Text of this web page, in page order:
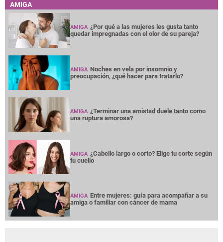
AMIGA
AMIGA ¿Por qué a las mujeres les gusta tanto
quedar impregnadas con el olor de su pareja?
AMIGA Noches en vela por insomnio y
preocupación, ¿qué hacer para tratarlo?
AMIGA ¿Terminar una amistad duele tanto como
una ruptura amorosa?
AMIGA ¿Cabello largo o corto? Elige tu corte según
tu cuello
AMIGA Entre mujeres: guía para acompañar a su
amiga o familiar con cáncer de mama